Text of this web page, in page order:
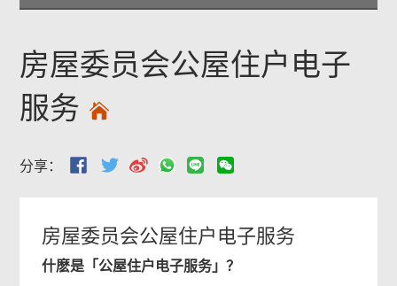
房屋委员会公屋住户电子
服务
分享：
房屋委员会公屋住户电子服务
什麽是「公屋住户电子服务」？